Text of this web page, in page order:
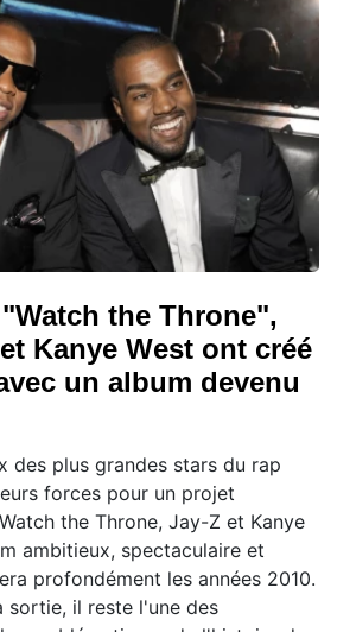
the Throne",
Kanye West ont créé
un album devenu
des plus grandes stars du rap
forces pour un projet
the Throne, Jay-Z et Kanye
ambitieux, spectaculaire et
profondément les années 2010.
sortie, il reste l'une des